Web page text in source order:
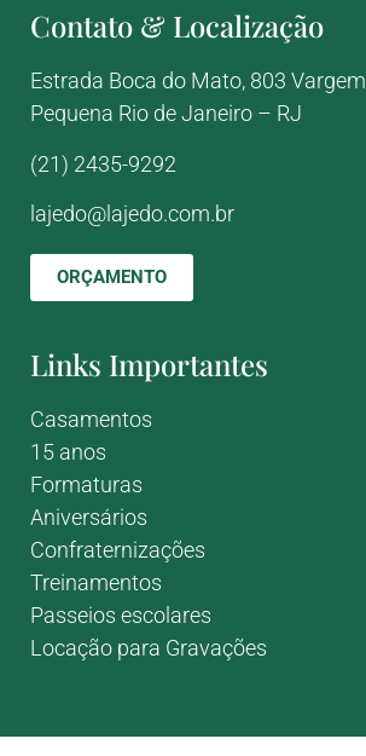
Contato & Localização
Estrada Boca do Mato, 803 Vargem
Pequena Rio de Janeiro – RJ
(21) 2435-9292
lajedo@lajedo.com.br
ORÇAMENTO
Links Importantes
Casamentos
15 anos
Formaturas
Aniversários
Confraternizações
Treinamentos
Passeios escolares
Locação para Gravações